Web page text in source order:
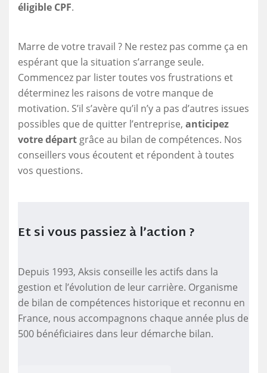
éligible CPF.
Marre de votre travail ? Ne restez pas comme ça en
espérant que la situation s’arrange seule.
Commencez par lister toutes vos frustrations et
déterminez les raisons de votre manque de
motivation. S’il s’avère qu’il n’y a pas d’autres issues
possibles que de quitter l’entreprise, anticipez
votre départ grâce au bilan de compétences. Nos
conseillers vous écoutent et répondent à toutes
vos questions.
Et si vous passiez à l’action ?
Depuis 1993, Aksis conseille les actifs dans la
gestion et l’évolution de leur carrière. Organisme
de bilan de compétences historique et reconnu en
France, nous accompagnons chaque année plus de
500 bénéficiaires dans leur démarche bilan.